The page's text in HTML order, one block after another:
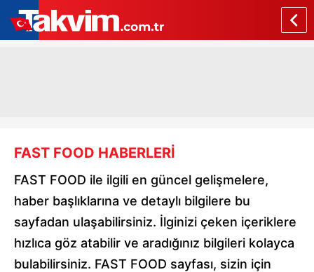
FAST FOOD HABERLERİ
FAST FOOD ile ilgili en güncel gelişmelere,
haber başlıklarına ve detaylı bilgilere bu
sayfadan ulaşabilirsiniz. İlginizi çeken içeriklere
hızlıca göz atabilir ve aradığınız bilgileri kolayca
bulabilirsiniz. FAST FOOD sayfası, sizin için